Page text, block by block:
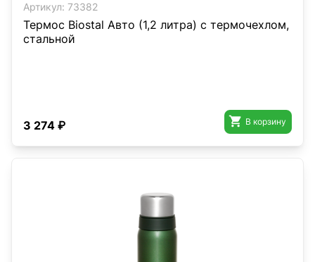
Артикул: 73382
Термос Biostal Авто (1,2 литра) с термочехлом,
стальной
3 274 ₽  В корзину